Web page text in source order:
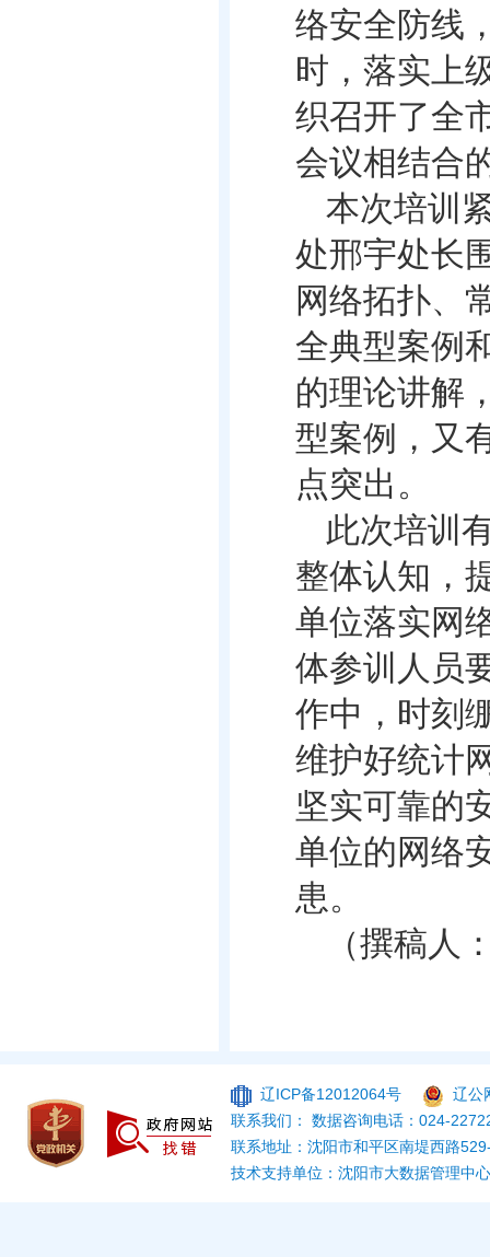
络安全防线
时，落实上
织召开了全
会议相结合
本次培训
处邢宇处长
网络拓扑、
全典型案例
的理论讲解
型案例，又
点突出。
此次培训
整体认知，
单位落实网
体参训人员
作中，时刻
维护好统计
坚实可靠的
单位的网络
患。
（撰稿
辽ICP备12012064号
辽公
联系我们： 数据咨询电话：024-
联系地址：沈阳市和平区南堤西路
技术支持单位：沈阳市大数据管理中